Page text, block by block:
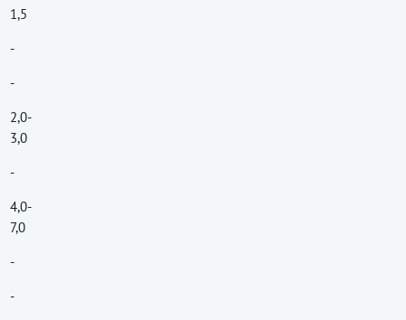
1,5
-
-
2,0-
3,0
-
4,0-
7,0
-
-